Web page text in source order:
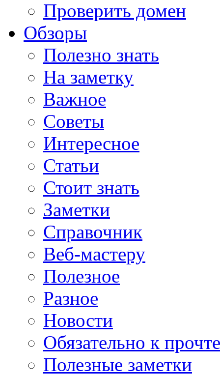
Проверить домен
Обзоры
Полезно знать
На заметку
Важное
Советы
Интересное
Статьи
Стоит знать
Заметки
Справочник
Веб-мастеру
Полезное
Разное
Новости
Обязательно к
Полезные заметки